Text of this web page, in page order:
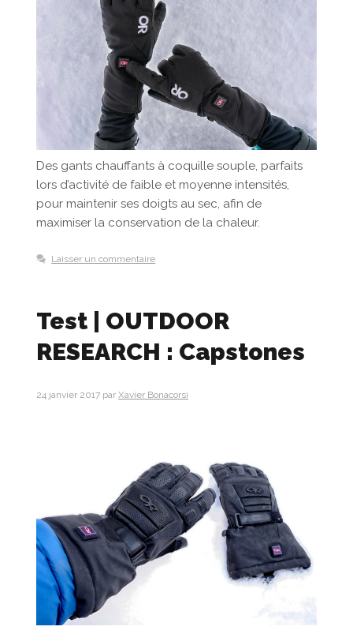
Des gants chauffants à coquille souple, parfaits
lors d’activité de faible et moyenne intensités,
pour maintenir ses doigts au sec, afin de
maximiser la conservation de la chaleur.
Laisser un commentaire
Test | OUTDOOR
RESEARCH : Capstones
24 janvier 2017 par Xavier Bonacorsi